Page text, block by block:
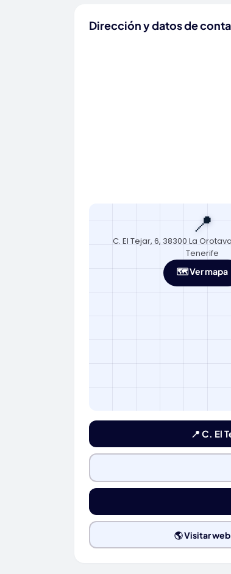
Dirección y datos de
📍
C. El Tejar, 6, 38300 La
Tenerife
🗺️ Ver mapa
📍 C. El
🌎 Visitar web